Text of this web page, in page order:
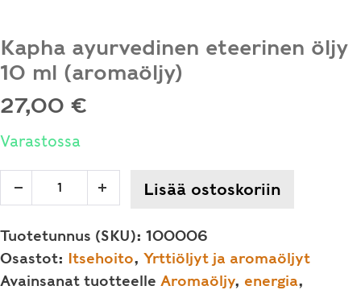
Kapha ayurvedinen eteerinen öljy
10 ml (aromaöljy)
27,00 €
Varastossa
Decrease
Kapha
ayurvedinen
eteerinen
öljy
10
IncreaseLisää ostoskoriin
Tuotetunnus (SKU): 100006
Osastot: Itsehoito, Yrttiöljyt ja aromaöljyt
Avainsanat tuotteelle Aromaöljy, energia,